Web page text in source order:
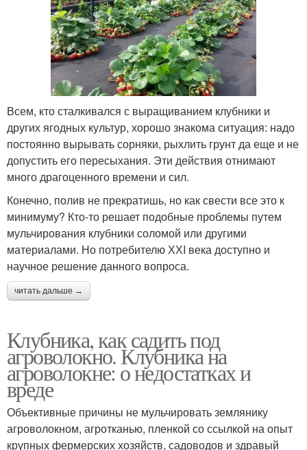
Всем, кто сталкивался с выращиванием клубники и
других ягодных культур, хорошо знакома ситуация: надо
постоянно вырывать сорняки, рыхлить грунт да еще и не
допустить его пересыхания. Эти действия отнимают
много драгоценного времени и сил.
Конечно, полив не прекратишь, но как свести все это к
минимуму? Кто-то решает подобные проблемы путем
мульчирования клубники соломой или другими
материалами. Но потребителю ХХI века доступно и
научное решение данного вопроса.
читать дальше →
Клубника, как садить под
агроволокно. Клубника на
агроволокне: о недостатках и
вреде
Объективные причины не мульчировать землянику
агроволокном, агротканью, пленкой со ссылкой на опыт
крупных фермерских хозяйств, садоводов и здравый